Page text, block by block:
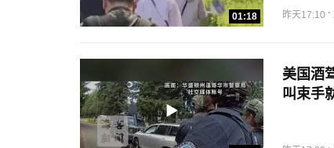
01:18 昨天17:10 ·
美国酒
叫束手